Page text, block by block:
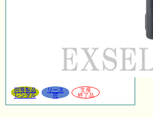
同等製品
レンタル
リース
可
生産
終了品